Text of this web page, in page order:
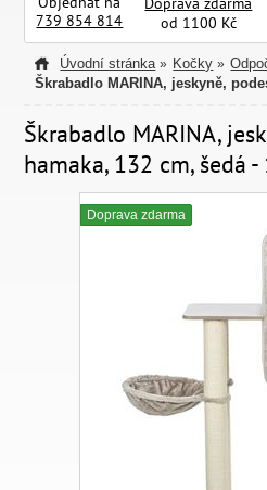
739 854 814
od 1100 Kč
Úvodní stránka » Kočky »
Škrabadlo MARINA, jeskyně,
Škrabadlo MARINA,
hamaka, 132 cm, šedá
Doprava zdarma